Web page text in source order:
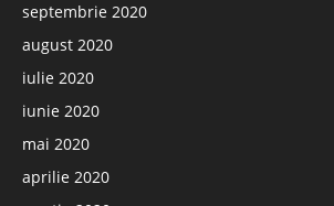
septembrie 2020
august 2020
iulie 2020
iunie 2020
mai 2020
aprilie 2020